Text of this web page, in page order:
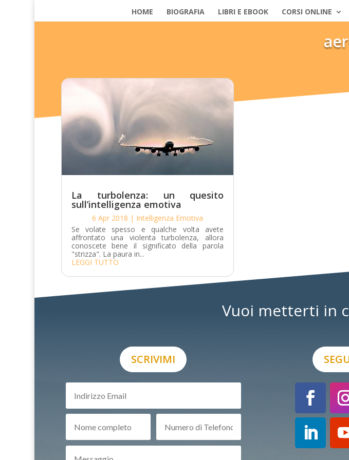
HOME BIOGRAFIA LIBRI E EBOOK CORSI ONLINE
La turbolenza: un quesito
sull’intelligenza emotiva
6 Apr 2018 | Intelligenza Emotiva
Se volate spesso e qualche volta avete
affrontato una violenta turbolenza, allora
conoscete bene il significato della parola
"strizza". La paura in...
LEGGI TUTTO
Vuoi metterti in
SCRIVIMI